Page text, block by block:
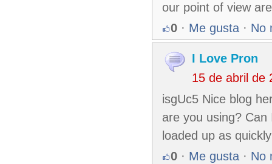
our point of view
0 · Me gusta · No
I Love Pron
15 de abril de
isgUc5 Nice blog
are you using?
loaded up as
0 · Me gusta · No